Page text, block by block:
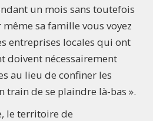
un mois sans toutefois
sa famille vous voyez
entreprises locales qui ont
doivent nécessairement
au lieu de confiner les
de se plaindre là-bas ».
le territoire de